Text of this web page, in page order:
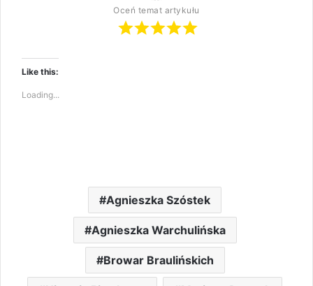
Oceń temat artykułu
Like this:
Loading...
Agnieszka Szóstek
Agnieszka Warchulińska
Browar Braulińskich